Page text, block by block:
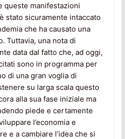
queste manifestazioni
stato sicuramente intaccato
che ha causato una
Tuttavia, una nota di
data dal fatto che, ad oggi,
sono in programma per
di una gran voglia di
su larga scala questo
alla sua fase iniziale ma
piede e certamente
l’economia e
e a cambiare l’idea che si